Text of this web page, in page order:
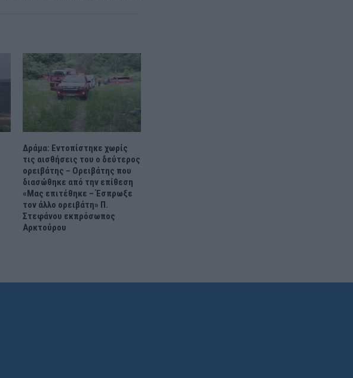
Δράμα: Εντοπίστηκε χωρίς
τις αισθήσεις του ο δεύτερος
ορειβάτης – Ορειβάτης που
διασώθηκε από την επίθεση
«Μας επιτέθηκε – Έσπρωξε
τον άλλο ορειβάτη» Π.
Στεφάνου εκπρόσωπος
Αρκτούρου